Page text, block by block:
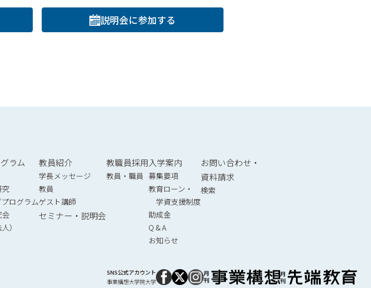
説明会に参加する
ラム
究
ログラム
会
）
教員紹介
学長メッセージ
教員
ゲスト講師
セミナー・説明会
教職員採用
教員・職員
入学案内
募集要項
教育ローン・
学資支援制度
助成金
Q & A
お知らせ
お問い合わせ・
資料請求
検索
SNS公式アカウント
事業構想大学院大学